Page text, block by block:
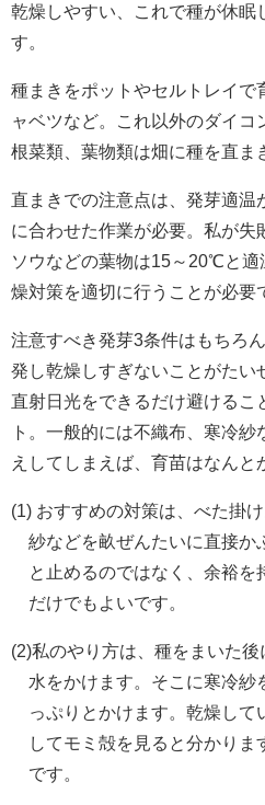
乾燥しやすい、これで種が休眠
す。
種まきをポットやセルトレイで
ャベツなど。これ以外のダイコ
根菜類、葉物類は畑に種を直ま
直まきでの注意点は、発芽適温
に合わせた作業が必要。私が失
ソウなどの葉物は15～20℃と適
燥対策を適切に行うことが必要
注意すべき発芽3条件はもちろ
発し乾燥しすぎないことがたい
直射日光をできるだけ避けるこ
ト。一般的には不織布、寒冷
えしてしまえば、育苗はなんと
(1) おすすめの対策は、べた掛
紗などを畝ぜんたいに直接か
と止めるのではなく、余裕を
だけでもよいです。
(2)私のやり方は、種をまいた
水をかけます。そこに寒冷紗
っぷりとかけます。乾燥し
してモミ殻を見ると分かり
です。